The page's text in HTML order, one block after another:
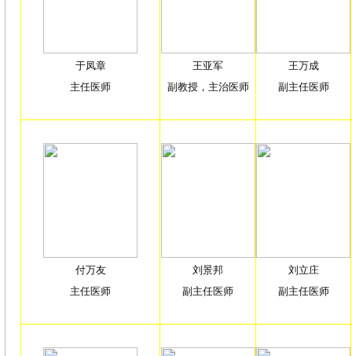
于凤章
主任医师
王亚军
副教授，主治医师
王万成
副主任医师
付万友
主任医师
刘景邦
副主任医师
刘立庄
副主任医师